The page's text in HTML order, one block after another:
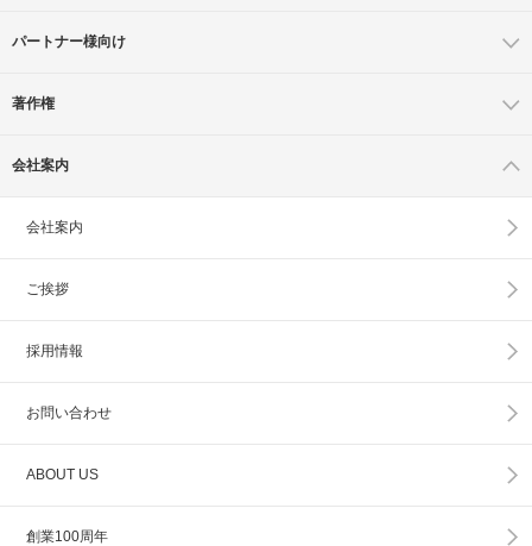
パートナー様向け
著作権
会社案内
会社案内
ご挨拶
採用情報
お問い合わせ
ABOUT US
創業100周年